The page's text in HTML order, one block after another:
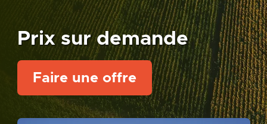
Prix sur demande
Faire une offre